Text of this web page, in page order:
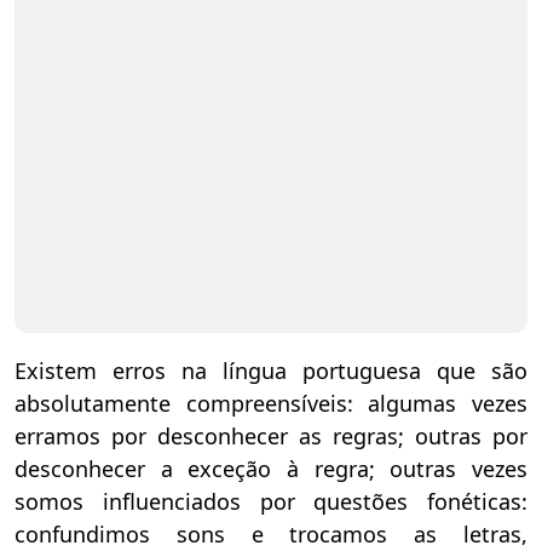
Existem erros na língua portuguesa que são
absolutamente compreensíveis: algumas vezes
erramos por desconhecer as regras; outras por
desconhecer a exceção à regra; outras vezes
somos influenciados por questões fonéticas:
confundimos sons e trocamos as letras,